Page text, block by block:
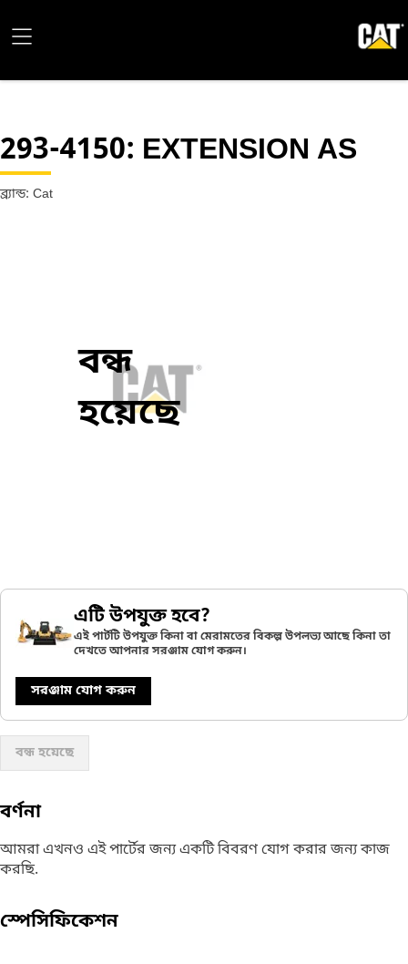
293-4150: EXTENSION AS
ব্র্যান্ড: Cat
বন্ধ
হয়েছে
এটি উপযুক্ত হবে?
এই পার্টটি উপযুক্ত কিনা বা মেরামতের বিকল্প উপলভ্য আছে কিনা তা
দেখতে আপনার সরঞ্জাম যোগ করুন।
সরঞ্জাম যোগ করুন
বন্ধ হয়েছে
বর্ণনা
আমরা এখনও এই পার্টের জন্য একটি বিবরণ যোগ করার জন্য কাজ
করছি.
স্পেসিফিকেশন